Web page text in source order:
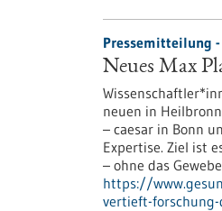
Pressemitteilung -
Neues Max
neuen in
– caesar in Bonn
Expertise. Ziel ist
– ohne das
https://
vertieft-